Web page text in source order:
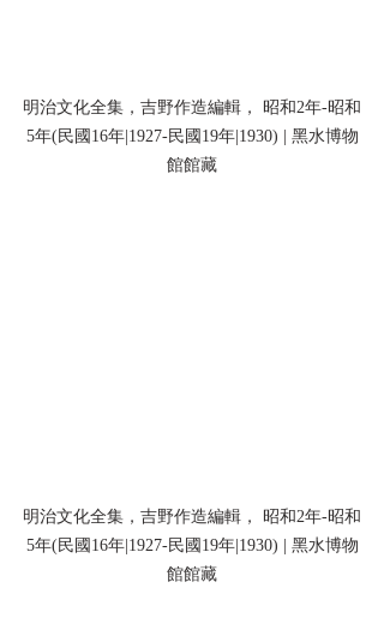
明治文化全集，吉野作造編輯， 昭和2年-昭和
5年(民國16年|1927-民國19年|1930) | 黑水博物
館館藏
明治文化全集，吉野作造編輯， 昭和2年-昭和
5年(民國16年|1927-民國19年|1930) | 黑水博物
館館藏